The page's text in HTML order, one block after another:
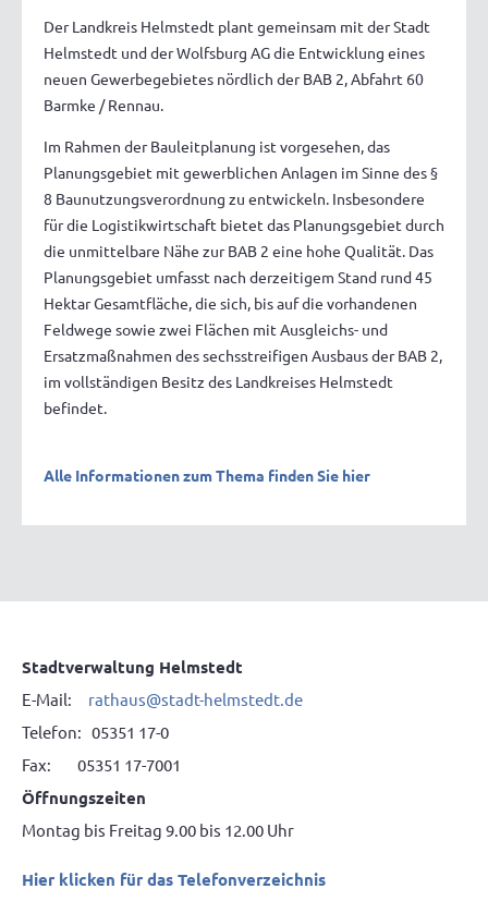
Der Landkreis Helmstedt plant gemeinsam mit der Stadt
Helmstedt und der Wolfsburg AG die Entwicklung eines
neuen Gewerbegebietes nördlich der BAB 2, Abfahrt 60
Barmke / Rennau.
Im Rahmen der Bauleitplanung ist vorgesehen, das
Planungsgebiet mit gewerblichen Anlagen im Sinne des §
8 Baunutzungsverordnung zu entwickeln. Insbesondere
für die Logistikwirtschaft bietet das Planungsgebiet durch
die unmittelbare Nähe zur BAB 2 eine hohe Qualität. Das
Planungsgebiet umfasst nach derzeitigem Stand rund 45
Hektar Gesamtfläche, die sich, bis auf die vorhandenen
Feldwege sowie zwei Flächen mit Ausgleichs- und
Ersatzmaßnahmen des sechsstreifigen Ausbaus der BAB 2,
im vollständigen Besitz des Landkreises Helmstedt
befindet.
Alle Informationen zum Thema finden Sie hier
Stadtverwaltung Helmstedt
E-Mail: rathaus@stadt-helmstedt.de
Telefon: 05351 17-0
Fax: 05351 17-7001
Öffnungszeiten
Montag bis Freitag 9.00 bis 12.00 Uhr
Hier klicken für das Telefonverzeichnis